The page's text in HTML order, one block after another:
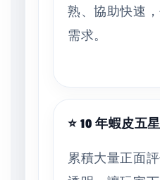
熟、協助快速
需求。
⭐ 10 年蝦皮五
累積大量正面